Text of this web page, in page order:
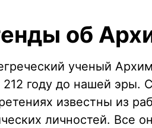
об
ученый
году до нашей эры.
известны из
личностей. Все